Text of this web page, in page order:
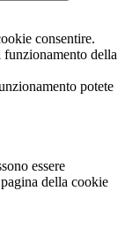
consentire.
della
potete
essere
della cookie